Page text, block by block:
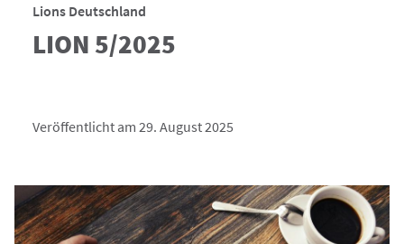
Lions Deutschland
LION 5/2025
Veröffentlicht am 29. August 2025